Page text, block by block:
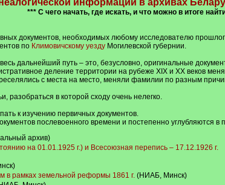
информации в архивах
*** С чего начать, где искать, и что можно в итоге
документов, необходимых любому исследователю
по Климовичскому уездуМогилевской губернии.
дальнейший путь – это, безусловно, оригинальные
деление территории на рубеже XIX и XX веков
с места на место, меняли фамилии по разным
разобраться в которой сходу очень нелегко.
к изучению первичных документов.
послевоенного времени и постепенно углубляются
архив)
на 01.01.1925 г.) и Всесоюзная перепись – 17.12.1926 г.
в рамках земельной реформы 1861 г.(НИАБ, Минск)